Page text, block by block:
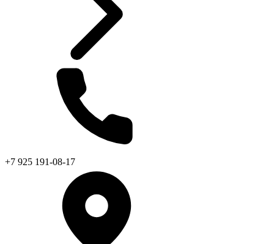
+7 925 191-08-17